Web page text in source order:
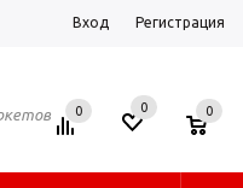
Вход Регистрация
0 0 0